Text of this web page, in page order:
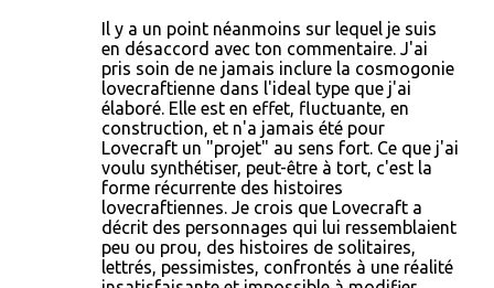
Il y a un point néanmoins sur lequel je suis
en désaccord avec ton commentaire. J'ai
pris soin de ne jamais inclure la cosmogonie
lovecraftienne dans l'ideal type que j'ai
élaboré. Elle est en effet, fluctuante, en
construction, et n'a jamais été pour
Lovecraft un "projet" au sens fort. Ce que j'ai
voulu synthétiser, peut-être à tort, c'est la
forme récurrente des histoires
lovecraftiennes. Je crois que Lovecraft a
décrit des personnages qui lui ressemblaient
peu ou prou, des histoires de solitaires,
lettrés, pessimistes, confrontés à une réalité